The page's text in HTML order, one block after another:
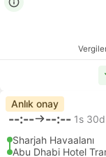
Anlık onay
--:-- --:-- 1s 30d
Sharjah Havaalanı
Abu Dhabi Hotel